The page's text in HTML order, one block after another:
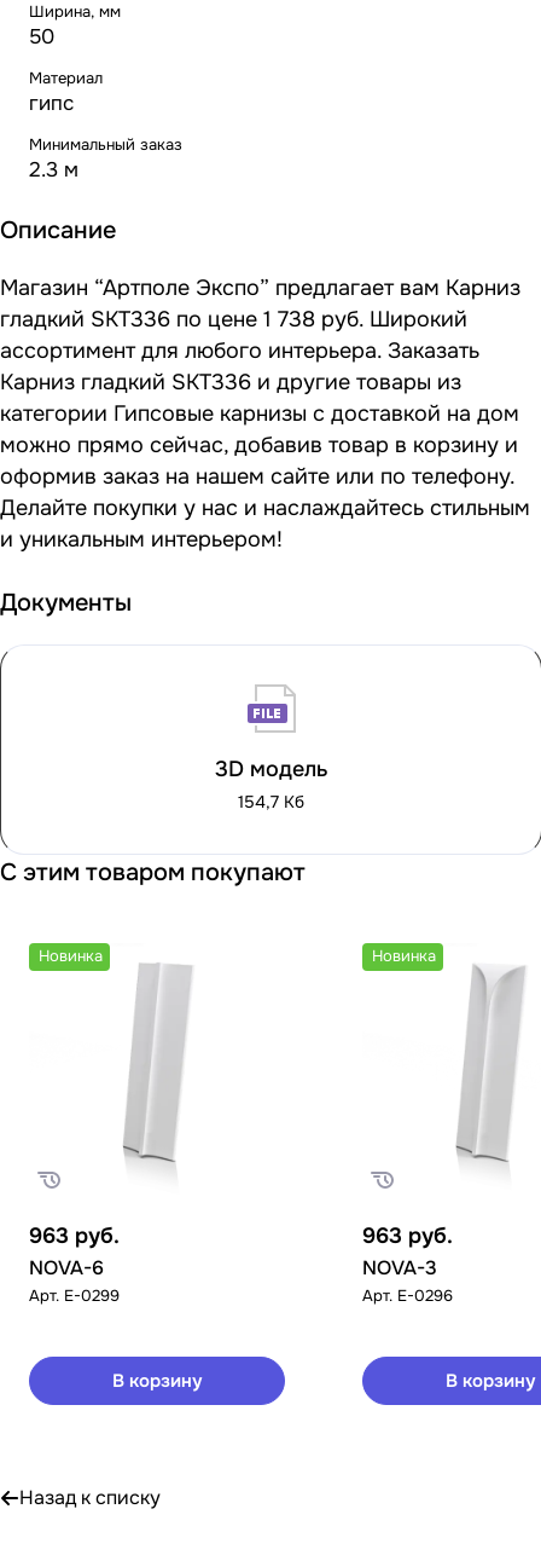
Ширина, мм
50
Материал
гипс
Минимальный заказ
2.3 м
Описание
Магазин “Артполе Экспо” предлагает вам Карниз
гладкий SKT336 по цене 1 738 руб. Широкий
ассортимент для любого интерьера. Заказать
Карниз гладкий SKT336 и другие товары из
категории Гипсовые карнизы с доставкой на дом
можно прямо сейчас, добавив товар в корзину и
оформив заказ на нашем сайте или по телефону.
Делайте покупки у нас и наслаждайтесь стильным
и уникальным интерьером!
Документы
3D модель
154,7 Кб
С этим товаром покупают
Новинка
963 руб.
NOVA-6
Арт. E-0299
В корзину
Новинка
963 руб.
NOVA-3
Арт. E-0296
В корзину
Назад к списку